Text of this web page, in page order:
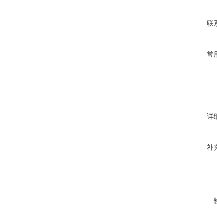
联
常
详
补